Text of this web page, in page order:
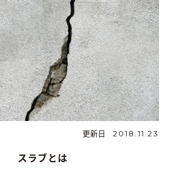
更新日 2018.11.23
スラブとは